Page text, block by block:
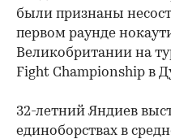
были признаны
первом раунде
Великобритании на
Fight Championship в
32-летний Яндиев
единоборствах в